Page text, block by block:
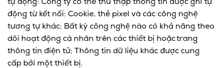
tự động: Công ty có thể thu thập thông tin được ghi tự
động từ kết nối: Cookie, thẻ pixel và các công nghệ
tương tự khác; Bất kỳ công nghệ nào có khả năng theo
dõi hoạt động cá nhân trên các thiết bị hoặc trang
thông tin điện tử; Thông tin dữ liệu khác được cung
cấp bởi một thiết bị.